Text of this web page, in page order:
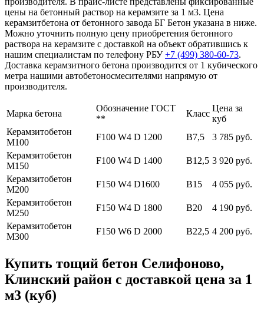
цены на бетонный раствор на керамзите за 1 м3. Цена
керамзитбетона от бетонного завода БГ Бетон указана в ниже.
Можно уточнить полную цену приобретения бетонного
раствора на керамзите с доставкой на объект обратившись к
нашим специалистам по телефону РБУ+7 (499) 380-60-73.
Доставка керамзитного бетона производится от 1 кубического
метра нашими автобетоносмесителями напрямую от
производителя.
Марка бетона
Обозначение ГОСТ
**
Класс
Цена за
куб
Керамзитобетон
М100
F100 W4 D 1200 В7,5
3 785 руб.
Керамзитобетон
М150
F100 W4 D 1400 В12,5 3 920 руб.
Керамзитобетон
М200
F150 W4 D1600 В15
4 055 руб.
Керамзитобетон
М250
F150 W4 D 1800 В20
4 190 руб.
Керамзитобетон
М300
F150 W6 D 2000 В22,5 4 200 руб.
Купить тощий бетон Селифоново,
Клинский район с доставкой цена за 1
м3 (куб)